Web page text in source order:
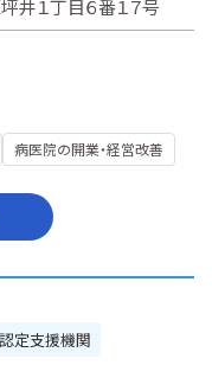
井１丁目６番１７号
病医院の開業・経営改善
認定支援機関